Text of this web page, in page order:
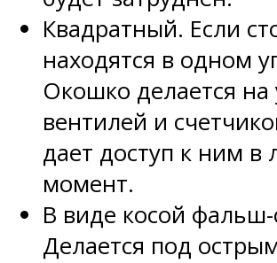
Квадратный. Если
находятся в одном
Окошко делается на
вентилей и
дает доступ к ним в
момент.
В виде косой
Делается под